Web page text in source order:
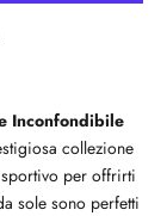
Inconfondibile
collezione
sportivo per offrirti
sole sono perfetti